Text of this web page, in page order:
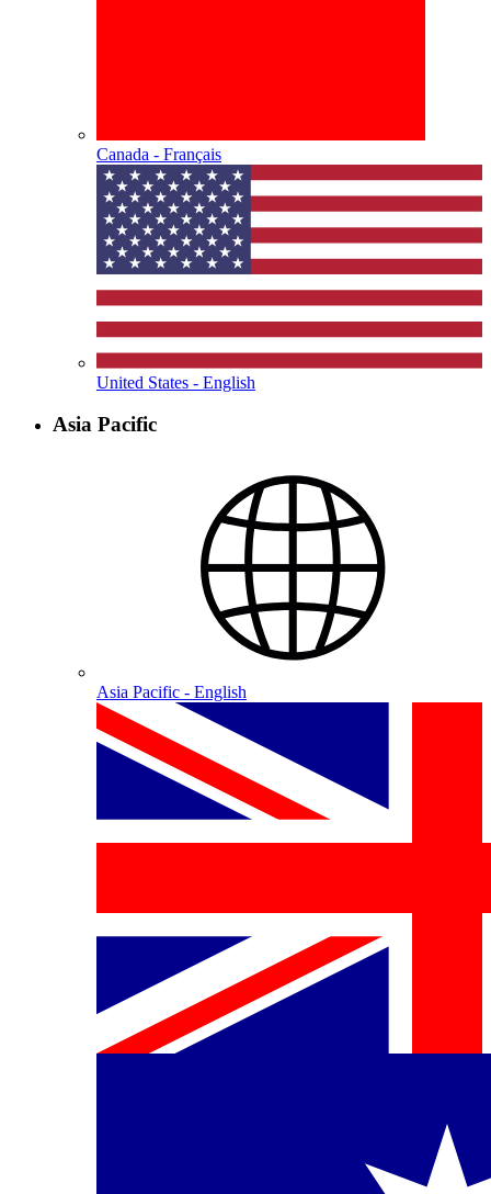
Canada - Français
United States - English
Asia Pacific
Asia Pacific - English